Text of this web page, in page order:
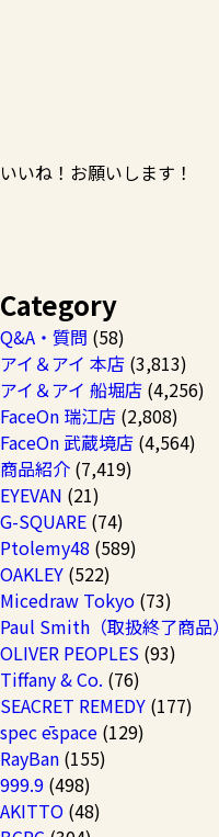
いいね！お願いします！
Category
Q&A・質問 (58)
アイ＆アイ 本店 (3,813)
アイ＆アイ 船堀店 (4,256)
FaceOn 瑞江店 (2,808)
FaceOn 武蔵境店 (4,564)
商品紹介 (7,419)
EYEVAN (21)
G-SQUARE (74)
Ptolemy48 (589)
OAKLEY (522)
Micedraw Tokyo (73)
Paul Smith（取扱終了商品）
OLIVER PEOPLES (93)
Tiffany & Co. (76)
SEACRET REMEDY (177)
spec ēspace (129)
RayBan (155)
999.9 (498)
AKITTO (48)